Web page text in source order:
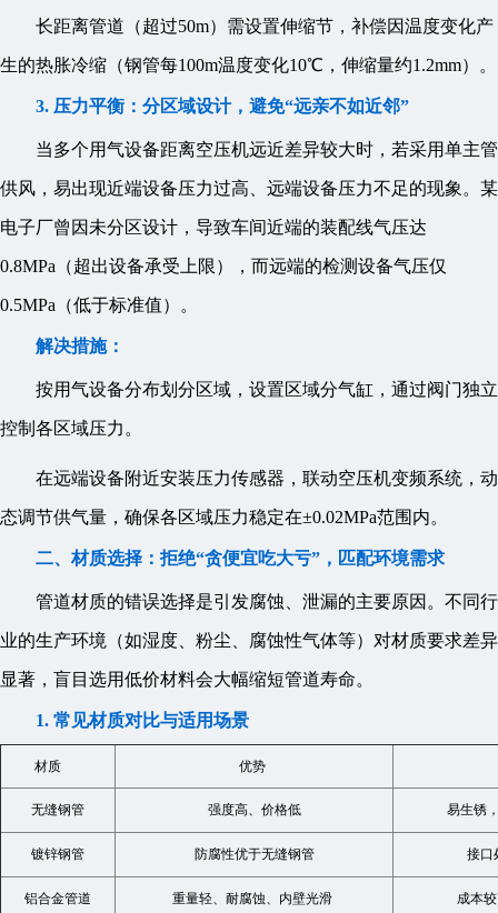
长距离管道（超过50m）需设置伸缩节，补偿因温度变化产
生的热胀冷缩（钢管每100m温度变化10℃，伸缩量约1.2mm）。
3. 压力平衡：分区域设计，避免“远亲不如近邻”
当多个用气设备距离空压机远近差异较大时，若采用单主管
供风，易出现近端设备压力过高、远端设备压力不足的现象。某
电子厂曾因未分区设计，导致车间近端的装配线气压达
0.8MPa（超出设备承受上限），而远端的检测设备气压仅
0.5MPa（低于标准值）。
解决措施：
按用气设备分布划分区域，设置区域分气缸，通过阀门独立
控制各区域压力。
在远端设备附近安装压力传感器，联动空压机变频系统，动
态调节供气量，确保各区域压力稳定在±0.02MPa范围内。
二、材质选择：拒绝“贪便宜吃大亏”，匹配环境需求
管道材质的错误选择是引发腐蚀、泄漏的主要原因。不同行
业的生产环境（如湿度、粉尘、腐蚀性气体等）对材质要求差异
显著，盲目选用低价材料会大幅缩短管道寿命。
1. 常见材质对比与适用场景
材质 优势
无缝钢管 强度高、价格低 易生锈
镀锌钢管 防腐性优于无缝钢管 接口
铝合金管道 重量轻、耐腐蚀、内壁光滑 成本